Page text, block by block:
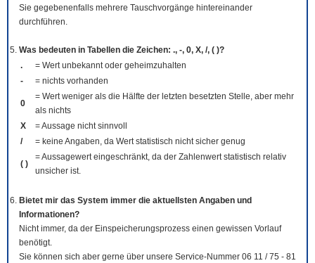
Sie gegebenenfalls mehrere Tauschvorgänge hintereinander
durchführen.
Was bedeuten in Tabellen die Zeichen: ., -, 0, X, /, ( )?
.
= Wert unbekannt oder geheimzuhalten
-
= nichts vorhanden
0
= Wert weniger als die Hälfte der letzten besetzten Stelle, aber mehr
als nichts
X
= Aussage nicht sinnvoll
/
= keine Angaben, da Wert statistisch nicht sicher genug
( )
= Aussagewert eingeschränkt, da der Zahlenwert statistisch relativ
unsicher ist.
Bietet mir das System immer die aktuellsten Angaben und
Informationen?
Nicht immer, da der Einspeicherungsprozess einen gewissen Vorlauf
benötigt.
Sie können sich aber gerne über unsere Service-Nummer 06 11 / 75 - 81